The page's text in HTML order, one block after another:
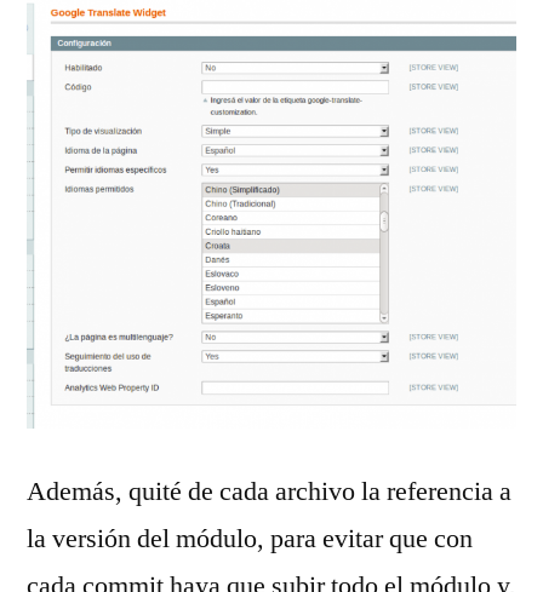
Además, quité de cada archivo la referencia a
la versión del módulo, para evitar que con